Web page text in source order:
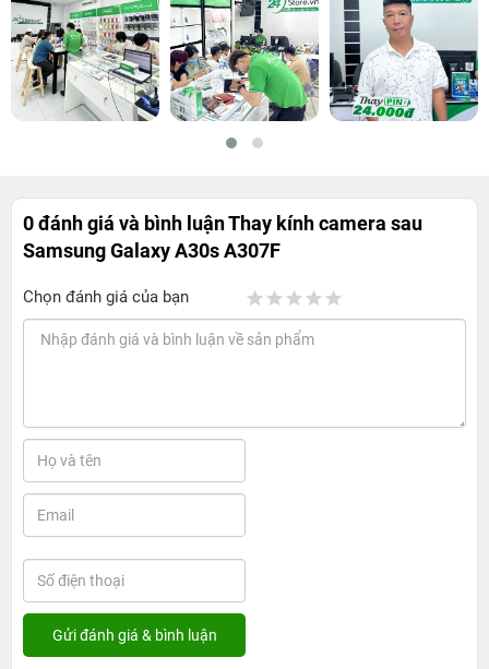
0 đánh giá và bình luậnThay kính camera sau
Samsung Galaxy A30s A307F
Chọn đánh giá của bạn